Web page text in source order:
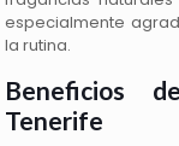
especialmente
la rutina.
Beneficios
Tenerife